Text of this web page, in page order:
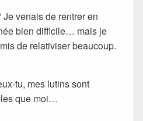
venais de rentrer en
bien difficile… mais je
de relativiser beaucoup.
tu, mes lutins sont
que moi…